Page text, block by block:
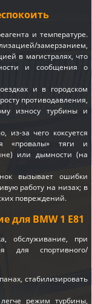
и температуре.
замерзанием,
в магистралях, что
и сообщения о
и в городском
противодавления,
износу турбины и
из-за чего коксуется
«провалы» тяги и
или дымности (на
вызывает ошибки
работу на низах; в
повреждений.
для BMW 1 E81
обслуживание, при
для спортивного/
стабилизировать
режим турбины,